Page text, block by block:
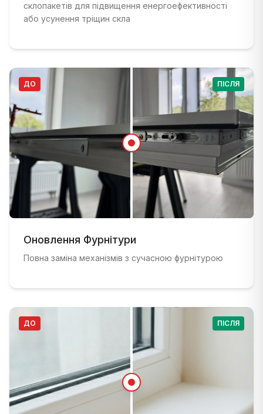
склопакетів для підвищення енергоефективності
або усунення тріщин скла
ДО ПІСЛЯ
ПІСЛЯ:Сучасна віконна рама з новою ізоляцією та
Оновлення Фурнітури
Повна заміна механізмів з сучасною фурнітурою
ДО ПІСЛЯ